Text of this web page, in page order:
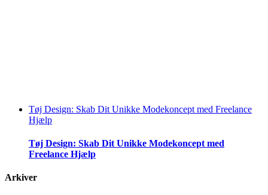
Tøj Design: Skab Dit Unikke Modekoncept med Freelance
Hjælp
Tøj Design: Skab Dit Unikke Modekoncept med
Freelance Hjælp
Arkiver